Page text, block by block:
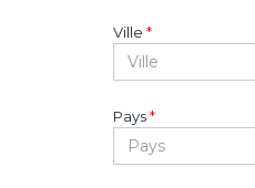
Ville *
Pays*